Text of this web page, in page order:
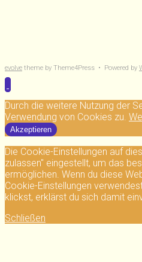
evolve theme by Theme4Press • Powered by
Durch die weitere Nutzung der
Verwendung von Cookies zu.
Akzeptieren
Die Cookie-Einstellungen auf
zulassen" eingestellt, um das
ermöglichen. Wenn du diese
Cookie-Einstellungen
klickst, erklärst du sich damit
Schließen